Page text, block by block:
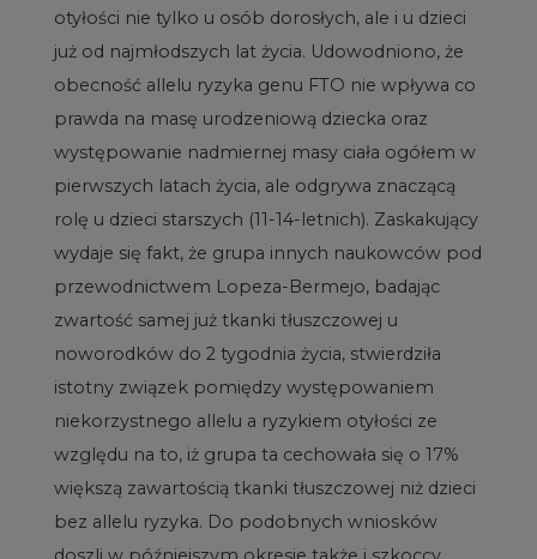
otyłości nie tylko u osób dorosłych, ale i u dzieci
już od najmłodszych lat życia. Udowodniono, że
obecność allelu ryzyka genu FTO nie wpływa co
prawda na masę urodzeniową dziecka oraz
występowanie nadmiernej masy ciała ogółem w
pierwszych latach życia, ale odgrywa znaczącą
rolę u dzieci starszych (11-14-letnich). Zaskakujący
wydaje się fakt, że grupa innych naukowców pod
przewodnictwem Lopeza-Bermejo, badając
zwartość samej już tkanki tłuszczowej u
noworodków do 2 tygodnia życia, stwierdziła
istotny związek pomiędzy występowaniem
niekorzystnego allelu a ryzykiem otyłości ze
względu na to, iż grupa ta cechowała się o 17%
większą zawartością tkanki tłuszczowej niż dzieci
bez allelu ryzyka. Do podobnych wniosków